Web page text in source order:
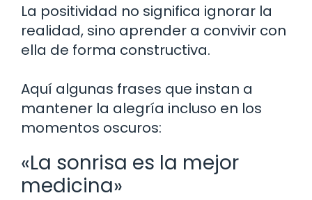
La positividad no significa ignorar la
realidad, sino aprender a convivir con
ella de forma constructiva.
Aquí algunas frases que instan a
mantener la alegría incluso en los
momentos oscuros:
«La sonrisa es la mejor
medicina»